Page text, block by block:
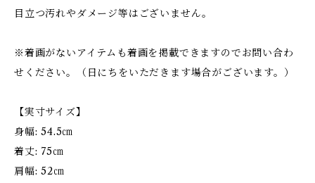
目立つ汚れやダメージ等はございません。
※着画がないアイテムも着画を掲載できますのでお問い合わ
せください。（日にちをいただきます場合がございます。）
【実寸サイズ】
身幅: 54.5㎝
着丈: 75㎝
肩幅: 52㎝